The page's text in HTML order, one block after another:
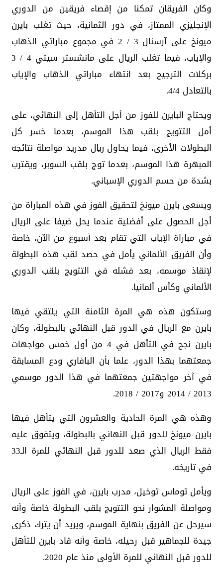
وكان الفريقان تمكنا من إقصاء فريقين من الدوري
الإنجليزي الممتاز، في دور الثمانية، حيث تغلب بايرن
ميونخ على آرسنال 3 / 2 في مجموع مباراتي الذهاب
والإياب، فيما تغلب الريال على مانشستر سيتي 4 / 3
بركلات الترجيح بعد انتهاء مباراتي الذهاب والإياب
بالتعادل 4/4.
ويحتاج البايرن للفوز من أجل التأهل إلى النهائي، على
أمل التتويج بلقب هذا الموسم، بعدما خسر كل
البطولات الأخرى، فيما يحاول ريال مدريد مواصلة نتائجه
المبهرة هذا الموسم، بعدما توج بلقب السوبر، ويقترب
بشدة من حسم الدوري الإسباني.
ويسعى بايرن ميونخ لتحقيق الفوز في هذه المباراة من
أجل الحصول على أفضلية عندما يحل ضيفا على الريال
في مباراة الإياب التي تقام بعد أسبوع من الآن، خاصة
وأن الفريق الألماني يأمل في حصد لقب هذه البطولة
لإنقاذ موسمه، بعد فشله في التتويج بلقب الدوري
الألماني وكأس ألمانيا.
وستكون هذه هي المرة الثامنة التي يلتقي فيها
بايرن مع الريال في الدور قبل النهائي بالبطولة، وكان
بايرن نجح في التأهل في 4 من أول خمس مواجهات
جمعتهما بهذا الدور، علما بأن البافاري ودع المسابقة
في آخر مواجهتين جمعتهما في هذا الدور موسمي
2013 / 2014 و2017 / 2018.
وهذه هي المرة الحادية والعشرون التي يتأهل فيها
بايرن ميونخ للدور قبل النهائي بالبطولة، ويتفوق عليه
فقط الريال الذي صعد للدور قبل النهائي للمرة الـ33
في تاريخه.
ويأمل توماس توخيل، مدرب بايرن، في الفوز على الريال
ومواصلة المشوار نحو التتويج بلقب البطولة خاصة وأنه
سيرحل عن الفريق بنهاية الموسم، ويريد أن يترك ذكرى
جيدة للجماهير قبل رحيله، خاصة وأنه قاد بايرن للتأهل
للدور قبل النهائي للمرة الأولى منذ عام 2020.